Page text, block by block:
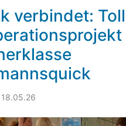
verbindet: